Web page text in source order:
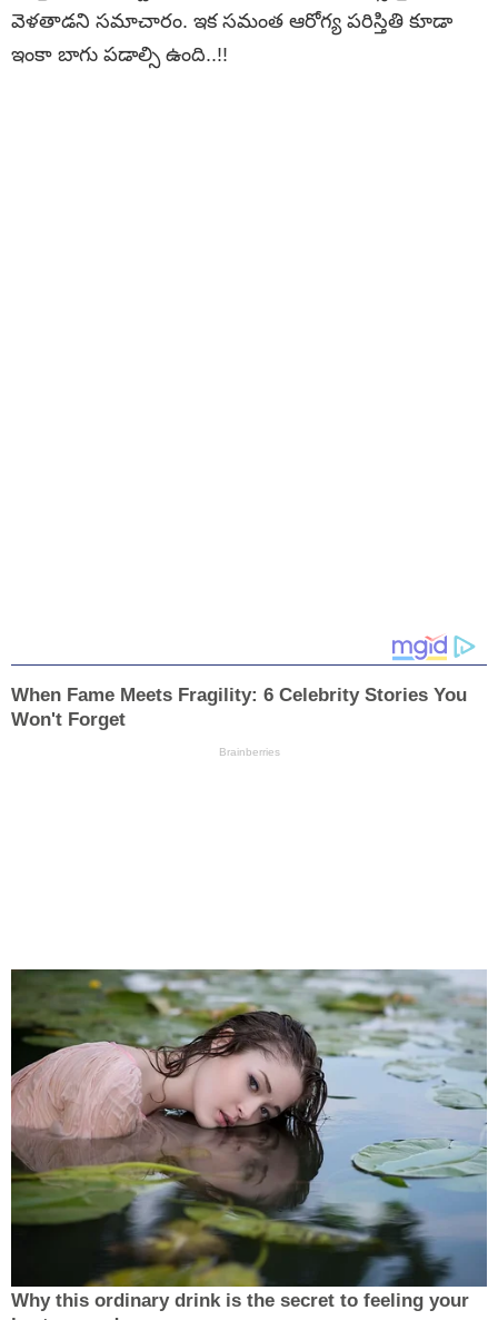
వెళతాడని సమాచారం. ఇక సమంత ఆరోగ్య పరిస్తితి కూడా
ఇంకా బాగు పడాల్సి ఉంది..!!